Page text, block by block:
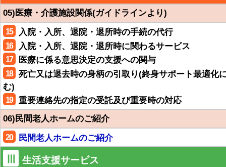
05)医療・介護施設関係(ガイドラインより)
15 入院・入所、退院・退所時の手続の代行
16 入院・入所、退院・退所時に関わるサービス
17 医療に係る意思決定の支援への関与
18
死亡又は退去時の身柄の引取り(終身サポート最適化
む)
19
重要連絡先の指定の受託及び重要時の対応
06)民間老人ホームのご紹介
20 民間老人ホームのご紹介
生活支援サービス